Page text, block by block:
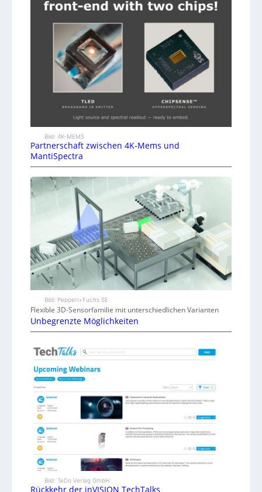
Bild: 4K-MEMS
Partnerschaft zwischen 4K-Mems und
MantiSpectra
Bild: Pepperl+Fuchs SE
Flexible 3D-Sensorfamilie mit unterschiedlichen Varianten
Unbegrenzte Möglichkeiten
Bild: TeDo Verlag GmbH
Rückkehr der inVISION TechTalks